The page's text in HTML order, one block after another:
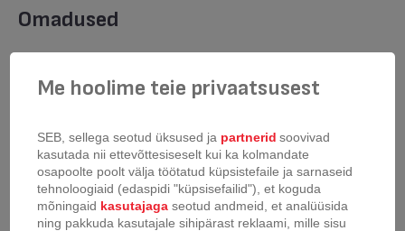
Omadused
Induktsioon - gaasi -
halogeen
Sisemine
pinnakate/viimistlus
Mittenakkuv pinnakate
Me hoolime teie privaatsusest
SEB, sellega seotud üksused ja partnerid soovivad
kasutada nii ettevõttesiseselt kui ka kolmandate
osapoolte poolt välja töötatud küpsistefaile ja sarnaseid
tehnoloogiaid (edaspidi "küpsisefailid"), et koguda
mõningaid kasutajaga seotud andmeid, et analüüsida
ning pakkuda kasutajale sihipärast reklaami, mille sisu